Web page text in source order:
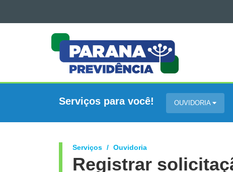
Ir para a navegação
Ir para a busca
PARANAPREVIDÊNCIA
Serviços para você! OUVIDORIA
Serviços Ouvidoria
Registrar